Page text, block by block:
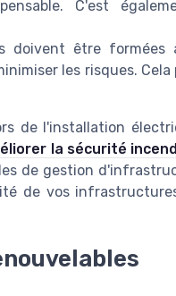
C'est
doivent être
les risques.
de l'installation
la sécurité
de gestion
de vos